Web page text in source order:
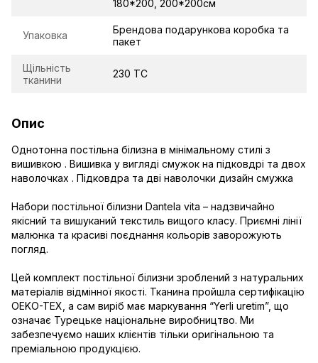
180*200, 200*200см
Упаковка
Брендова подарункова коробка та
пакет
Щільність
тканини
230 TC
Опис
Однотонна постільна білизна в мінімальному стилі з
вишивкою . Вишивка у вигляді смужок на підковдрі та двох
наволочках . Підковдра та дві наволочки дизайн смужка
Набори постільної білизни Dantela vita – надзвичайно
якісний та вишуканий текстиль вищого класу. Приємні лінії
малюнка та красиві поєднання кольорів заворожують
погляд.
Цей комплект постільної білизни зроблений з натуральних
матеріалів відмінної якості. Тканина пройшла сертифікацію
OEKO-TEX, а сам виріб має маркування “Yerli uretim”, що
означає Турецьке національне виробництво. Ми
забезпечуємо наших клієнтів тільки оригінальною та
преміальною продукцією.